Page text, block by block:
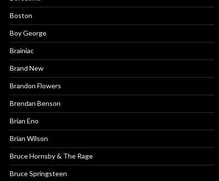
Boston
Boy George
Brainiac
Brand New
Brandon Flowers
Brendan Benson
Brian Eno
Brian Wilson
Bruce Hornsby & The Rage
Bruce Springsteen